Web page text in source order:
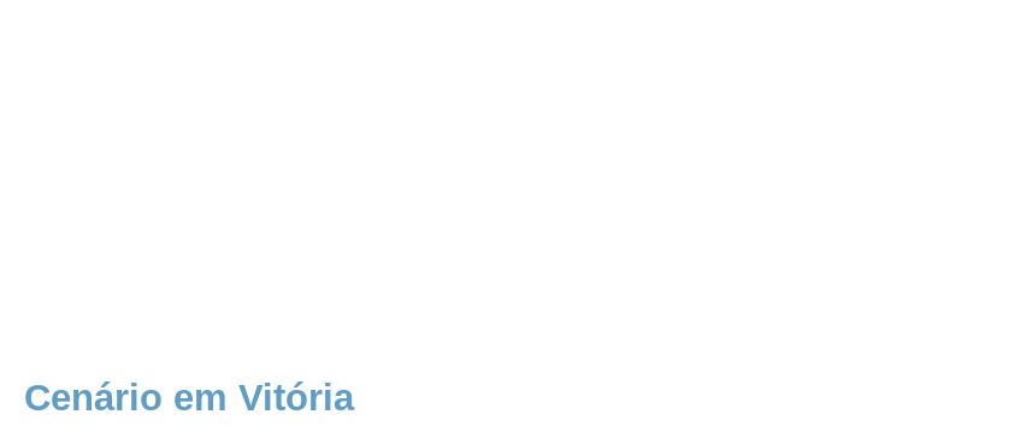
Cenário em Vitória